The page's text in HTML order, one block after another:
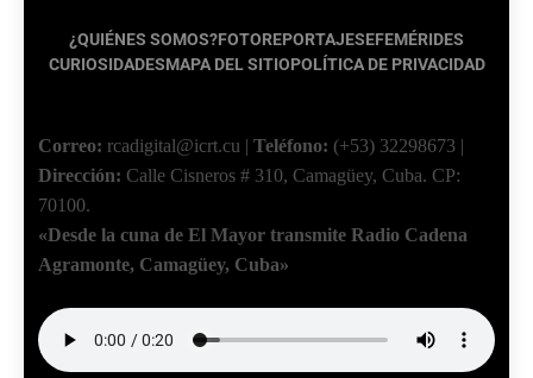
¿QUIÉNES SOMOS?FOTOREPORTAJESEFEMÉRIDES
CURIOSIDADESMAPA DEL SITIOPOLÍTICA DE PRIVACIDAD
Correo: rcadigital@icrt.cu | Teléfono: (+53) 32298673 |
Dirección: Calle Cisneros # 310, Camagüey, Cuba. CP:
70100.
«Desde la cuna de El Mayor transmite Radio Cadena
Agramonte, Camagüey, Cuba»